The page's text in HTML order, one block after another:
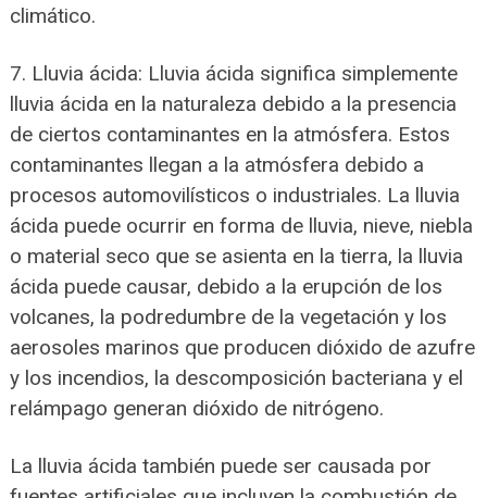
climático.
7. Lluvia ácida: Lluvia ácida significa simplemente
lluvia ácida en la naturaleza debido a la presencia
de ciertos contaminantes en la atmósfera. Estos
contaminantes llegan a la atmósfera debido a
procesos automovilísticos o industriales. La lluvia
ácida puede ocurrir en forma de lluvia, nieve, niebla
o material seco que se asienta en la tierra, la lluvia
ácida puede causar, debido a la erupción de los
volcanes, la podredumbre de la vegetación y los
aerosoles marinos que producen dióxido de azufre
y los incendios, la descomposición bacteriana y el
relámpago generan dióxido de nitrógeno.
La lluvia ácida también puede ser causada por